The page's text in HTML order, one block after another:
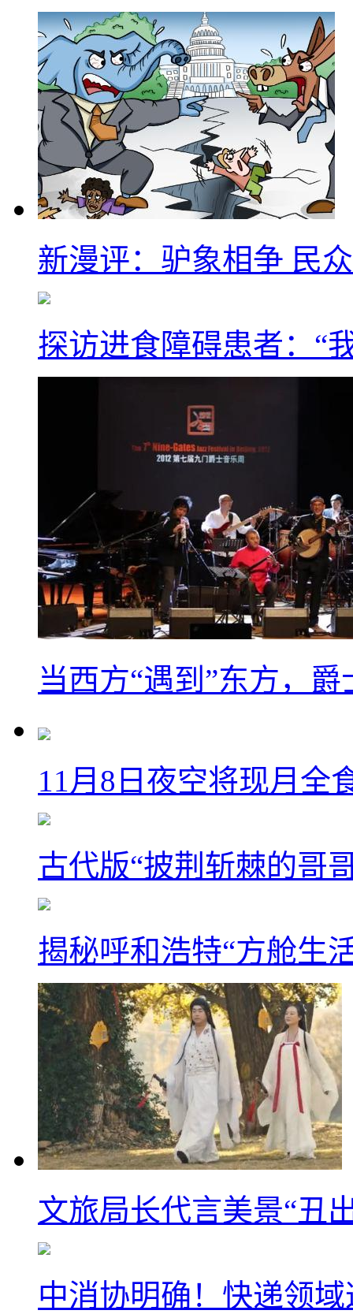
新漫评：驴象相争 民
探访进食障碍患者：“
当西方“遇到”东方，
11月8日夜空将现月全
古代版“披荆斩棘的
揭秘呼和浩特“方舱生
文旅局长代言美景“丑
中消协明确！快递领